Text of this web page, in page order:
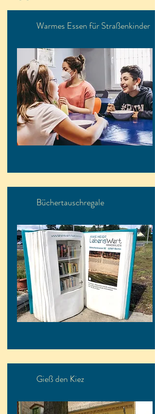
Warmes Essen für Straßenkinder
Büchertauschregale
Gieß den Kiez